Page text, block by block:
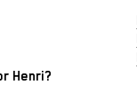
Henri?